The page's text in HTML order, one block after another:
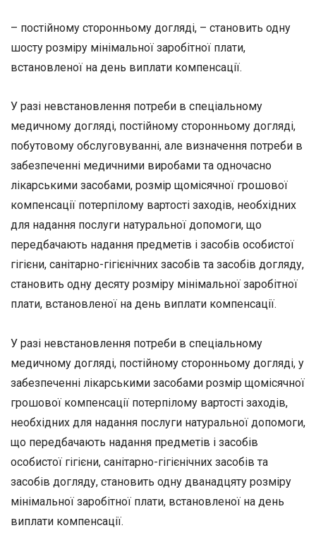
– постійному сторонньому догляді, – становить одну
шосту розміру мінімальної заробітної плати,
встановленої на день виплати компенсації.
У разі невстановлення потреби в спеціальному
медичному догляді, постійному сторонньому догляді,
побутовому обслуговуванні, але визначення потреби в
забезпеченні медичними виробами та одночасно
лікарськими засобами, розмір щомісячної грошової
компенсації потерпілому вартості заходів, необхідних
для надання послуги натуральної допомоги, що
передбачають надання предметів і засобів особистої
гігієни, санітарно-гігієнічних засобів та засобів догляду,
становить одну десяту розміру мінімальної заробітної
плати, встановленої на день виплати компенсації.
У разі невстановлення потреби в спеціальному
медичному догляді, постійному сторонньому догляді, у
забезпеченні лікарськими засобами розмір щомісячної
грошової компенсації потерпілому вартості заходів,
необхідних для надання послуги натуральної допомоги,
що передбачають надання предметів і засобів
особистої гігієни, санітарно-гігієнічних засобів та
засобів догляду, становить одну дванадцяту розміру
мінімальної заробітної плати, встановленої на день
виплати компенсації.